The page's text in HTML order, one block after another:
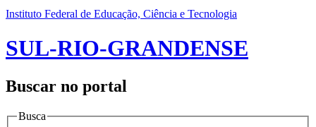
Instituto Federal de Educação, Ciência e Tecnologia
SUL-RIO-GRANDENSE
Buscar no portal
Busca